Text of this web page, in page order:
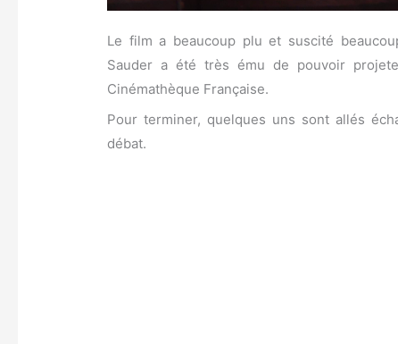
Le film a beaucoup plu et suscité
Sauder a été très ému de pouvoir
Cinémathèque Française.
Pour terminer, quelques uns sont allés
débat.